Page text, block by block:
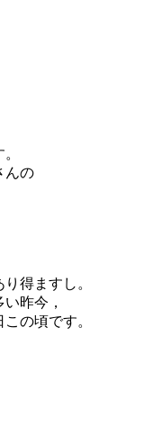
んの
得ますし。
昨今，
の頃です。